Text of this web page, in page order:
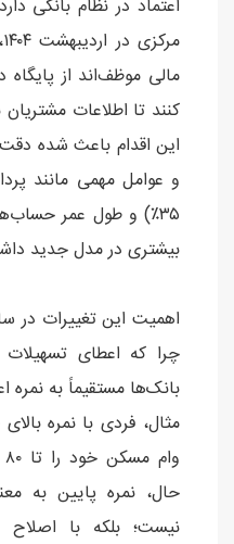
اعتماد در نظام بانکی
مالی موظف‌اند از پایگاه
کنند تا اطلاعات
این اقدام باعث شده
و عوامل مهمی مانند
بیشتری در مدل جدید
چرا که اعطای
بانک‌ها مستقیماً به نمره
حال، نمره پایین به
نیست؛ بلکه با اصلاح